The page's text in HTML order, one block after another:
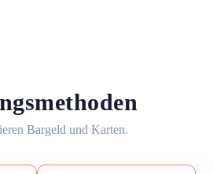
Bargeld und Karten.